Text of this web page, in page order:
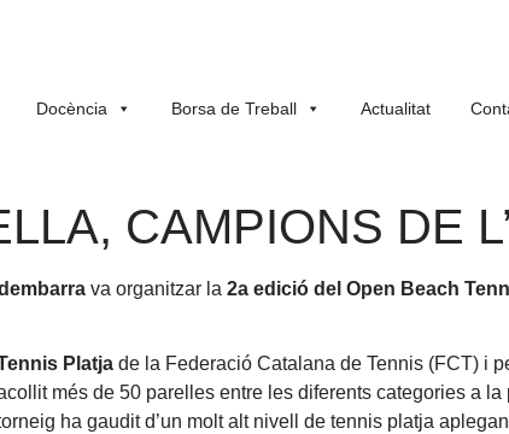
Docència Borsa de Treball Actualitat
CAMPIONS DE
va organitzar la 2a edició del Open Beach
Platja de la Federació Catalana de Tennis (FCT) i
més de 50 parelles entre les diferents categories a
ha gaudit d’un molt alt nivell de tennis platja